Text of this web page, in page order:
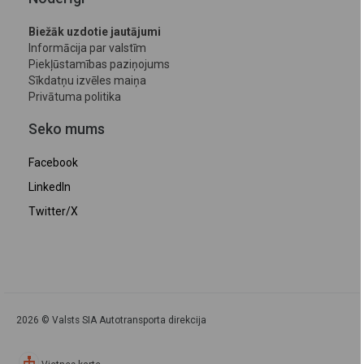
Biežāk uzdotie jautājumi
Informācija par valstīm
Piekļūstamības paziņojums
Sīkdatņu izvēles maiņa
Privātuma politika
Seko mums
Facebook
LinkedIn
Twitter/X
2026 © Valsts SIA Autotransporta direkcija